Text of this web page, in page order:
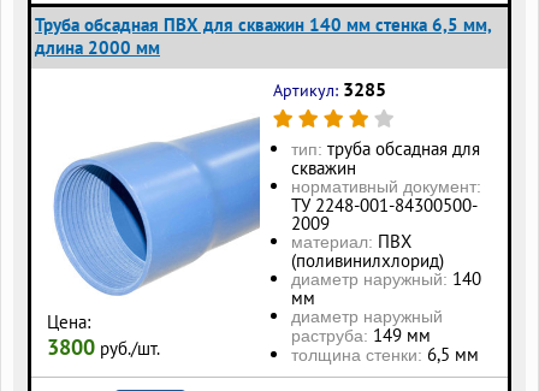
Труба обсадная ПВХ для скважин 140 мм стенка 6,5 мм,
длина 2000 мм
Цена:
3800 руб./шт.
Артикул: 3285
тип: труба обсадная для
скважин
нормативный документ:
ТУ 2248-001-84300500-
2009
материал: ПВХ
(поливинилхлорид)
диаметр наружный: 140
мм
диаметр наружный
раструба: 149 мм
толщина стенки: 6,5 мм